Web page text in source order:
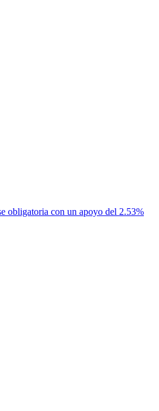
obligatoria con un apoyo del 2.53%